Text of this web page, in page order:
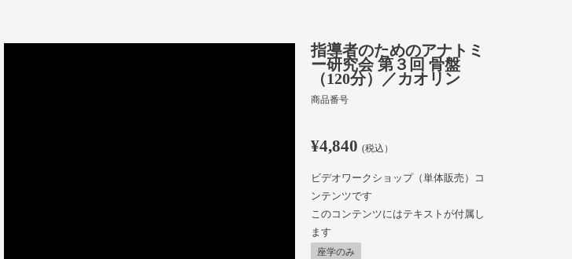
指導者のためのアナトミ
ー研究会 第３回 骨盤
（120分）／カオリン
商品番号
¥4,840 (税込）
ビデオワークショップ（単体販売）コ
ンテンツです
このコンテンツにはテキストが付属し
ます
座学のみ